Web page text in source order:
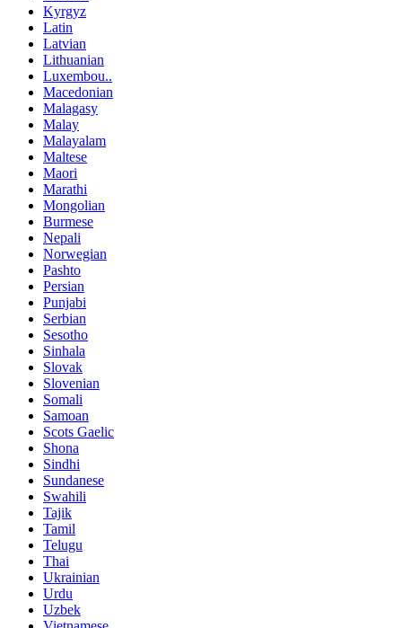
Kyrgyz
Latin
Latvian
Lithuanian
Luxembou..
Macedonian
Malagasy
Malay
Malayalam
Maltese
Maori
Marathi
Mongolian
Burmese
Nepali
Norwegian
Pashto
Persian
Punjabi
Serbian
Sesotho
Sinhala
Slovak
Slovenian
Somali
Samoan
Scots Gaelic
Shona
Sindhi
Sundanese
Swahili
Tajik
Tamil
Telugu
Thai
Ukrainian
Urdu
Uzbek